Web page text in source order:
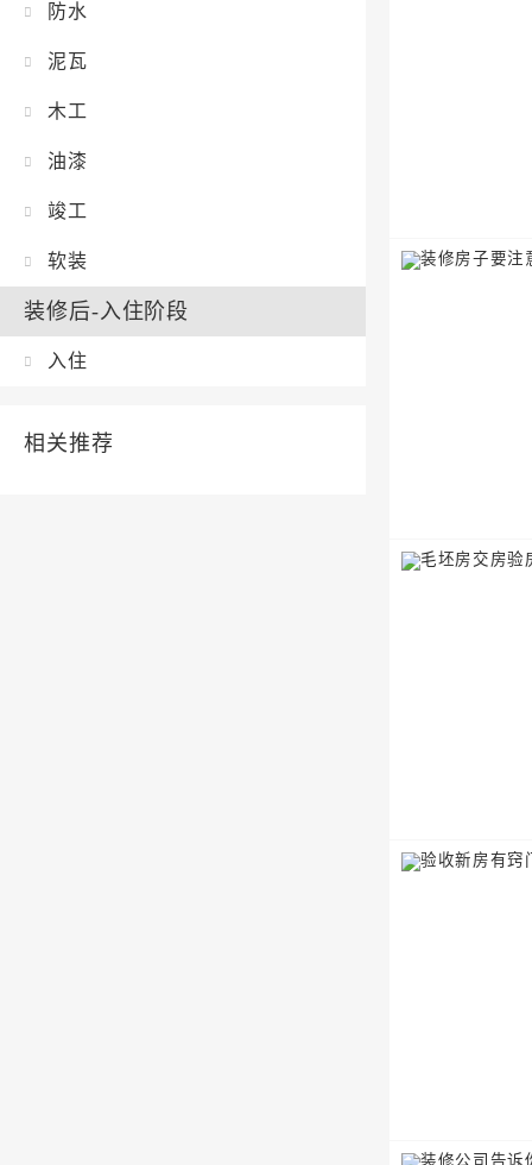
防水
泥瓦
木工
油漆
竣工
软装
装修后-入住阶段
入住
相关推荐